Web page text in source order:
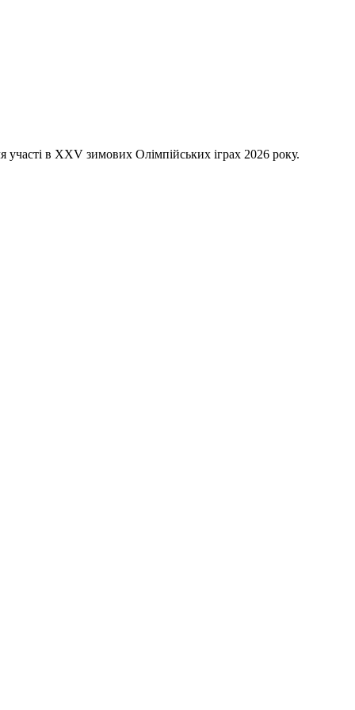
участі в XXV зимових Олімпійських іграх 2026 року.